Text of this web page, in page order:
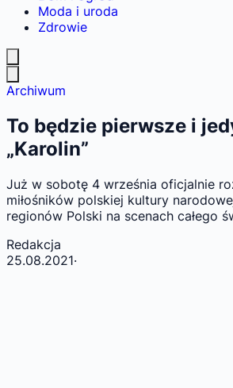
Moda i uroda
Zdrowie
Archiwum
To będzie pierwsze i
„Karolin”
Już w sobotę 4 września oficjalnie
miłośników polskiej kultury
regionów Polski na scenach całego
Redakcja
25.08.2021·